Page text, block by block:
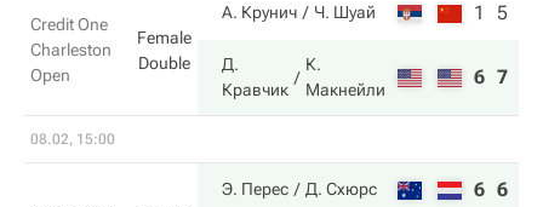
Credit One
Charleston
Open
Female
Double
А. Крунич Ч. Шуай 1 5
Д.
Кравчик
К.
Макнейли
6 7
08.02, 15:00
Э. Перес Д. Схюрс 6 6